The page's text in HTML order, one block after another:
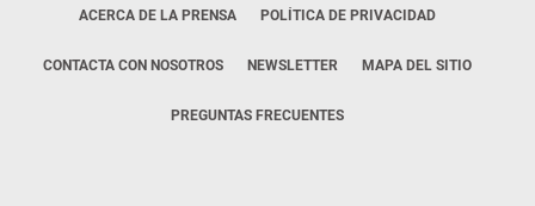
ACERCA DE LA PRENSA POLÍTICA DE PRIVACIDAD
CONTACTA CON NOSOTROS NEWSLETTER MAPA DEL SITIO
PREGUNTAS FRECUENTES